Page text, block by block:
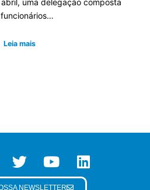
Leia mais
NEWSLETTER